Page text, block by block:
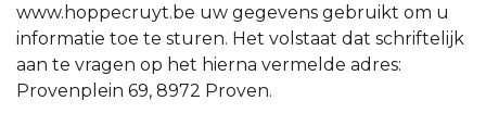
www.hoppecruyt.be uw gegevens gebruikt om u
informatie toe te sturen. Het volstaat dat schriftelijk
aan te vragen op het hierna vermelde adres:
Provenplein 69, 8972 Proven.